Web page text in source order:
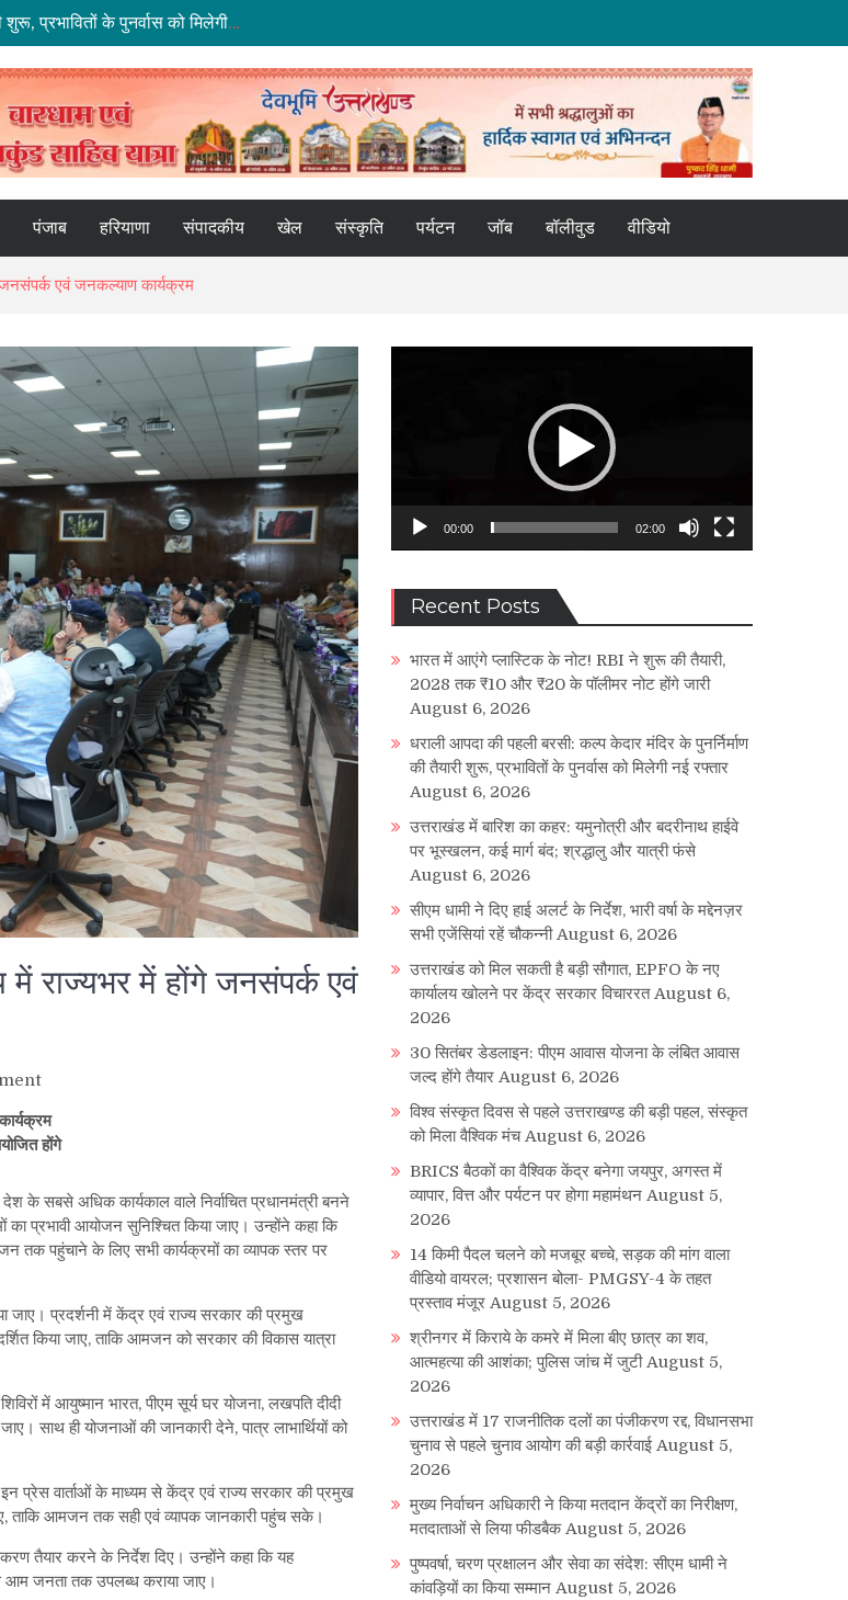
धराली आपदा की पहली बरसी: कल्प केदार मंदिर के पुनर्निर्माण की तैयारी शुरू, प्रभावितों के पुनर्वास को मिलेगी नई रफ्तार
कई मार्ग बंद; श्रद्धालु और यात्री फंसे
रहें चौकन्नी
केंद्र सरकार विचाररत
₹20 के पॉलीमर नोट होंगे जारी
पंजाब हरियाणा संपादकीय खेल संस्कृति पर्यटन जॉब बॉलीवुड वीडियो
जनसंपर्क एवं जनकल्याण कार्यक्रम
में राज्यभर में होंगे जनसंपर्क एवं
on
के
ऐतिहासिक
के
उपलक्ष्य
राज्यभर
होंगे
जनसंपर्क
कार्यक्रम
होंगे
देश के सबसे अधिक कार्यकाल वाले निर्वाचित प्रधानमंत्री बनने
प्रभावी आयोजन सुनिश्चित किया जाए। उन्होंने कहा कि
तक पहुंचाने के लिए सभी कार्यक्रमों का व्यापक स्तर पर
प्रदर्शनी में केंद्र एवं राज्य सरकार की प्रमुख
किया जाए, ताकि आमजन को सरकार की विकास यात्रा
में आयुष्मान भारत, पीएम सूर्य घर योजना, लखपति दीदी
साथ ही योजनाओं की जानकारी देने, पात्र लाभार्थियों को
प्रेस वार्ताओं के माध्यम से केंद्र एवं राज्य सरकार की प्रमुख
ताकि आमजन तक सही एवं व्यापक जानकारी पहुंच सके।
तैयार करने के निर्देश दिए। उन्होंने कहा कि यह
आम जनता तक उपलब्ध कराया जाए।
00:00 02:00
Recent Posts
भारत में आएंगे प्लास्टिक के नोट! RBI ने शुरू की तैयारी,
2028 तक ₹10 और ₹20 के पॉलीमर नोट होंगे जारी
August 6, 2026
धराली आपदा की पहली बरसी: कल्प केदार मंदिर के पुनर्निर्माण
की तैयारी शुरू, प्रभावितों के पुनर्वास को मिलेगी नई रफ्तार
August 6, 2026
उत्तराखंड में बारिश का कहर: यमुनोत्री और बदरीनाथ हाईवे
पर भूस्खलन, कई मार्ग बंद; श्रद्धालु और यात्री फंसे
August 6, 2026
सीएम धामी ने दिए हाई अलर्ट के निर्देश, भारी वर्षा के मद्देनज़र
सभी एजेंसियां रहें चौकन्नी August 6, 2026
उत्तराखंड को मिल सकती है बड़ी सौगात, EPFO के नए
कार्यालय खोलने पर केंद्र सरकार विचाररत August 6,
2026
30 सितंबर डेडलाइन: पीएम आवास योजना के लंबित आवास
जल्द होंगे तैयार August 6, 2026
विश्व संस्कृत दिवस से पहले उत्तराखण्ड की बड़ी पहल, संस्कृत
को मिला वैश्विक मंच August 6, 2026
BRICS बैठकों का वैश्विक केंद्र बनेगा जयपुर, अगस्त में
व्यापार, वित्त और पर्यटन पर होगा महामंथन August 5,
2026
14 किमी पैदल चलने को मजबूर बच्चे, सड़क की मांग वाला
वीडियो वायरल; प्रशासन बोला- PMGSY-4 के तहत
प्रस्ताव मंजूर August 5, 2026
श्रीनगर में किराये के कमरे में मिला बीए छात्र का शव,
आत्महत्या की आशंका; पुलिस जांच में जुटी August 5,
2026
उत्तराखंड में 17 राजनीतिक दलों का पंजीकरण रद्द, विधानसभा
चुनाव से पहले चुनाव आयोग की बड़ी कार्रवाई August 5,
2026
मुख्य निर्वाचन अधिकारी ने किया मतदान केंद्रों का निरीक्षण,
मतदाताओं से लिया फीडबैक August 5, 2026
पुष्पवर्षा, चरण प्रक्षालन और सेवा का संदेश: सीएम धामी ने
कांवड़ियों का किया सम्मान August 5, 2026